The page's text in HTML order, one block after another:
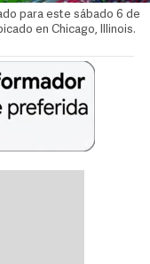
para este sábado 6 de
en Chicago, Illinois.